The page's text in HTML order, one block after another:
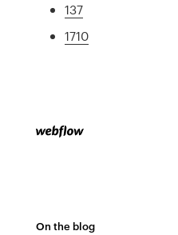
137
1710
On the blog